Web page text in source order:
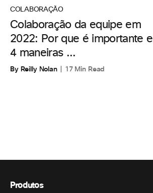
COLABORAÇÃO
Colaboração da equipe em
2022: Por que é importante e
4 maneiras ...
By Reilly Nolan 17 Min Read
Produtos